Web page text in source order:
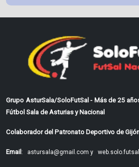
Grupo AsturSala/SoloFutSal - Más de 25
Fútbol Sala de Asturias y Nacional
Colaborador del Patronato Deportivo de
Email: astursala@gmail.com y